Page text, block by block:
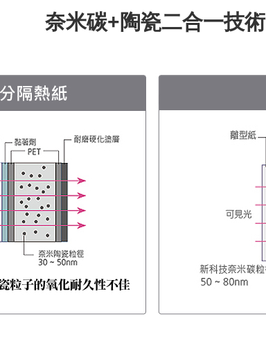
奈米碳+陶瓷二合一技術